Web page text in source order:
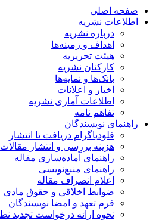
صفحه اصلی
اطلاعات نشریه
درباره نشریه
اهداف و زمینه‌ها
هیئت تحریریه
کارکنان نشریه
بانک‌ها و نمایه‌ها
اخبار و اعلانات
اطلاعات آماری نشریه
تفاهم نامه
راهنمای نویسندگان
فلودیاگرام دریافت تا انتشار
هزینه بررسی و انتشار مقالات
راهنمای آماده‌سازی مقاله
راهنمای منبع‌نویسی
اعلام انصراف مقاله
ضوابط اخلاقی و حقوق مادی
فرم تعهد و امضا نویسندگان
نحوه ارائه درخواست تجدید نظر